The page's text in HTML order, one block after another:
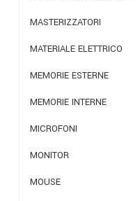
MASTERIZZATORI
MATERIALE ELETTRICO
MEMORIE ESTERNE
MEMORIE INTERNE
MICROFONI
MONITOR
MOUSE